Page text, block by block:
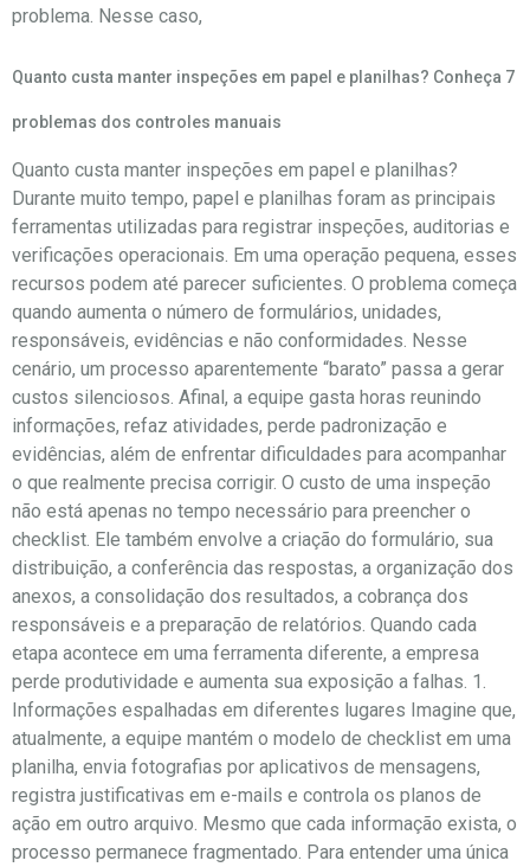
problema. Nesse caso,
Quanto custa manter inspeções em papel e planilhas? Conheça 7
problemas dos controles manuais
Quanto custa manter inspeções em papel e planilhas?
Durante muito tempo, papel e planilhas foram as principais
ferramentas utilizadas para registrar inspeções, auditorias e
verificações operacionais. Em uma operação pequena, esses
recursos podem até parecer suficientes. O problema começa
quando aumenta o número de formulários, unidades,
responsáveis, evidências e não conformidades. Nesse
cenário, um processo aparentemente “barato” passa a gerar
custos silenciosos. Afinal, a equipe gasta horas reunindo
informações, refaz atividades, perde padronização e
evidências, além de enfrentar dificuldades para acompanhar
o que realmente precisa corrigir. O custo de uma inspeção
não está apenas no tempo necessário para preencher o
checklist. Ele também envolve a criação do formulário, sua
distribuição, a conferência das respostas, a organização dos
anexos, a consolidação dos resultados, a cobrança dos
responsáveis e a preparação de relatórios. Quando cada
etapa acontece em uma ferramenta diferente, a empresa
perde produtividade e aumenta sua exposição a falhas. 1.
Informações espalhadas em diferentes lugares Imagine que,
atualmente, a equipe mantém o modelo de checklist em uma
planilha, envia fotografias por aplicativos de mensagens,
registra justificativas em e-mails e controla os planos de
ação em outro arquivo. Mesmo que cada informação exista, o
processo permanece fragmentado. Para entender uma única